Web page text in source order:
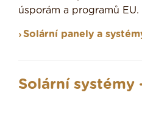
úsporám a programů EU.
Solární panely a
Solární systémy